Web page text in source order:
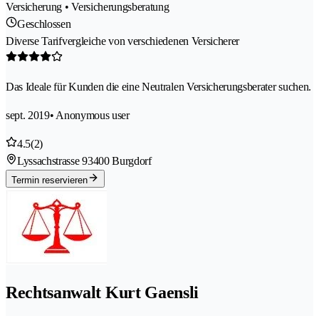
Versicherung • Versicherungsberatung
Geschlossen
Diverse Tarifvergleiche von verschiedenen Versicherer
Das Ideale für Kunden die eine Neutralen Versicherungsberater suchen.
sept. 2019• Anonymous user
4.5(2)
Lyssachstrasse 93400 Burgdorf
Termin reservieren
Rechtsanwalt Kurt Gaensli